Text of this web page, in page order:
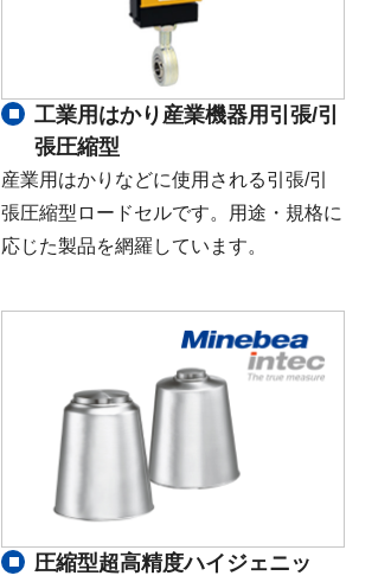
工業用はかり産業機器用引張/引
張圧縮型
産業用はかりなどに使用される引張/引
張圧縮型ロードセルです。用途・規格に
応じた製品を網羅しています。
圧縮型超高精度ハイジェニッ